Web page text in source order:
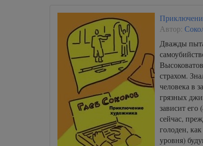
Автор:
Дважды
страхом.
человека в
грязных
зависит его
сейчас,
голоден,
уровня)